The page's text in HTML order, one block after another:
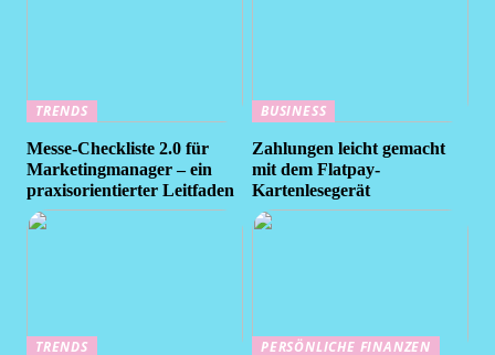
TRENDS
Messe-Checkliste 2.0 für
Marketingmanager – ein
praxisorientierter Leitfaden
BUSINESS
Zahlungen leicht gemacht
mit dem Flatpay-
Kartenlesegerät
TRENDS
PERSÖNLICHE FINANZEN